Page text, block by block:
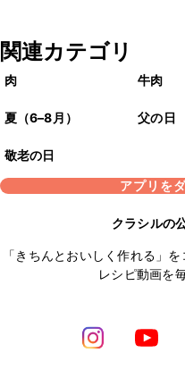
関連カテゴリ
肉 牛肉
夏（6–8月） 父の日
敬老の日
アプリを
クラシルの
「きちんとおいしく作れる」
レシピ動画を